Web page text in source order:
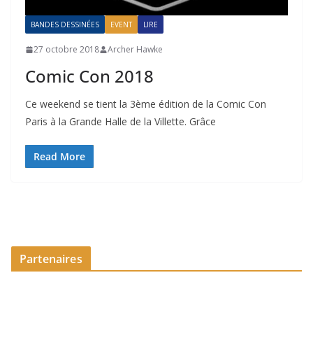
BANDES DESSINÉES EVENT LIRE
27 octobre 2018 Archer Hawke
Comic Con 2018
Ce weekend se tient la 3ème édition de la Comic Con
Paris à la Grande Halle de la Villette. Grâce
Read More
Partenaires